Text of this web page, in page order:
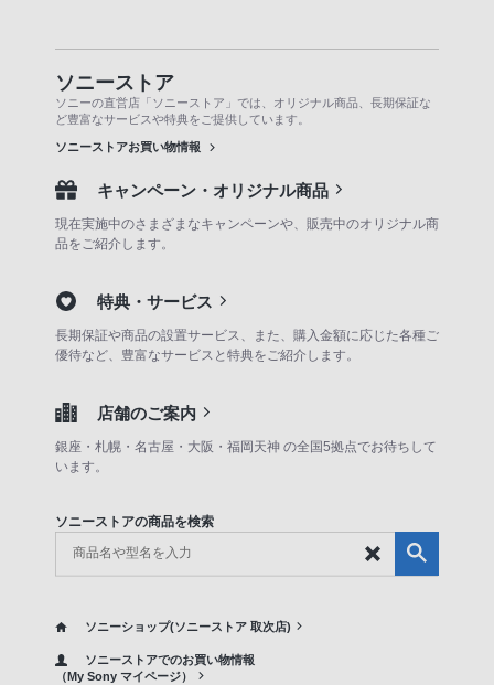
ソニーストア
ソニーの直営店「ソニーストア」では、オリジナル商品、長期保証な
ど豊富なサービスや特典をご提供しています。
ソニーストアお買い物情報
キャンペーン・オリジナル商品
現在実施中のさまざまなキャンペーンや、販売中のオリジナル商
品をご紹介します。
特典・サービス
長期保証や商品の設置サービス、また、購入金額に応じた各種ご
優待など、豊富なサービスと特典をご紹介します。
店舗のご案内
銀座・札幌・名古屋・大阪・福岡天神 の全国5拠点でお待ちして
います。
ソニーストアの商品を検索
ソニーショップ(ソニーストア 取次店)
ソニーストアでのお買い物情報
（My Sony マイページ）